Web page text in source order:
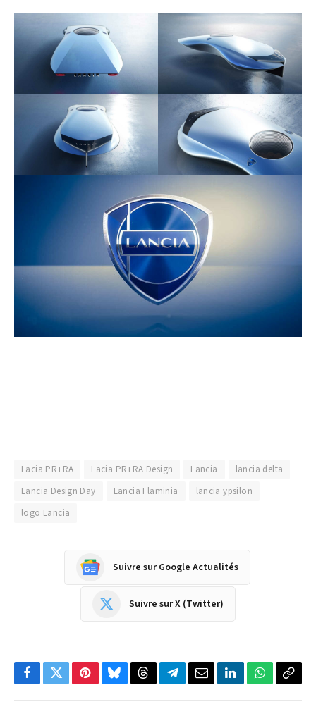
Lacia PR+RA Lacia PR+RA Design Lancia
lancia delta
Lancia Design Day
Lancia Flaminia
lancia ypsilon
logo Lancia
Suivre sur Google Actualités
Suivre sur X (Twitter)
Facebook
TwitterPinterestBlueskyThreadsPartagerEmailLinkedInWhatsApp